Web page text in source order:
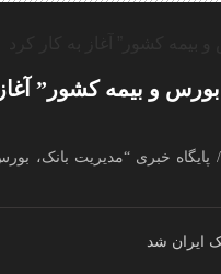
بورس و بیمه کشور”
خبری “مدیریت بانک،
ایران شد